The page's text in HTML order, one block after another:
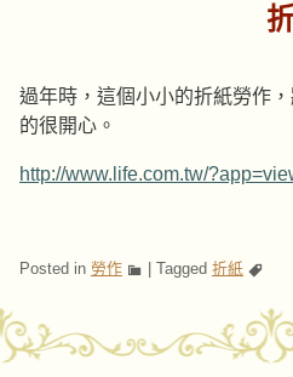
過年時，這個小小的折紙勞作
的很開心。
http://www.life.com.tw/
Posted in 勞作 Tagged 折紙